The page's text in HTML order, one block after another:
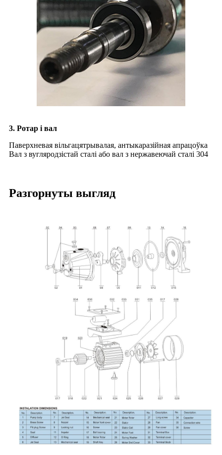
3. Ротар і вал
Паверхневая вільгацятрывалая, антыкаразійная апрацоўка
Вал з вугляродзістай сталі або вал з нержавеючай сталі 304
Разгорнуты выгляд